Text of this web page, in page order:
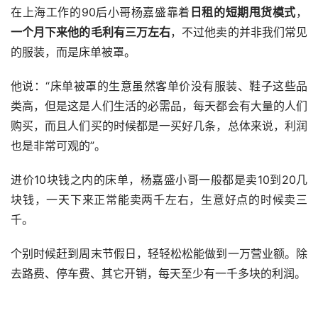
在上海工作的90后小哥杨嘉盛靠着 日租的短期甩货模式，
一个月下来他的毛利有三万左右，不过他卖的并非我们常见
的服装，而是床单被罩。
他说：“床单被罩的生意虽然客单价没有服装、鞋子这些品
类高，但是这是人们生活的必需品，每天都会有大量的人们
购买，而且人们买的时候都是一买好几条，总体来说，利润
也是非常可观的”。
进价10块钱之内的床单，杨嘉盛小哥一般都是卖10到20几
块钱，一天下来正常能卖两千左右，生意好点的时候卖三
千。
个别时候赶到周末节假日，轻轻松松能做到一万营业额。除
去路费、停车费、其它开销，每天至少有一千多块的利润。